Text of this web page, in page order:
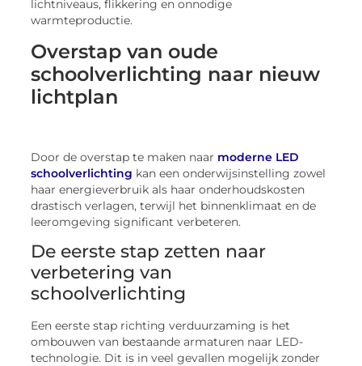
lichtniveaus, flikkering en onnodige
warmteproductie.
Overstap van oude
schoolverlichting naar nieuw
lichtplan
Door de overstap te maken naar moderne LED
schoolverlichting kan een onderwijsinstelling zowel
haar energieverbruik als haar onderhoudskosten
drastisch verlagen, terwijl het binnenklimaat en de
leeromgeving significant verbeteren.
De eerste stap zetten naar
verbetering van
schoolverlichting
Een eerste stap richting verduurzaming is het
ombouwen van bestaande armaturen naar LED-
technologie. Dit is in veel gevallen mogelijk zonder